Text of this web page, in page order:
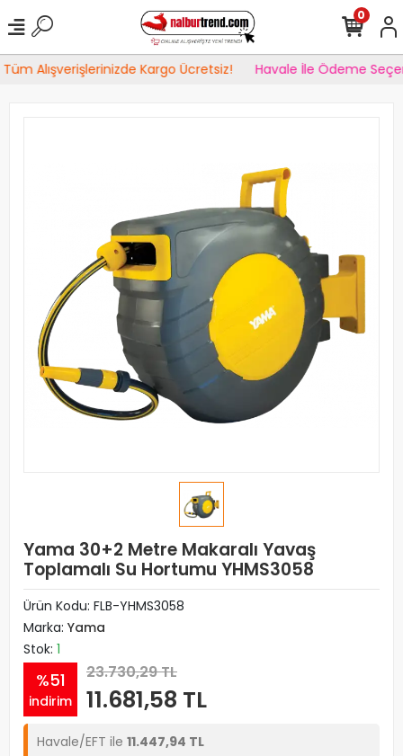
Alışverişlerinizde Kargo Ücretsiz! Havale İle Ödeme
0
Yama 30+2 Metre Makaralı Yavaş
Toplamalı Su Hortumu YHMS3058
Ürün Kodu: FLB-YHMS3058
Marka: Yama
Stok: 1
%51
indirim
23.730,29 TL
11.681,58 TL
Havale/EFT ile 11.447,94 TL